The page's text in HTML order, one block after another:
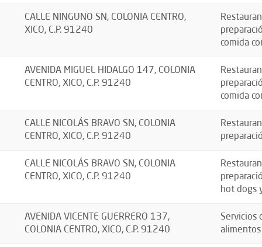
CALLE NINGUNO SN, COLONIA CENTRO,
XICO, C.P. 91240
comida
AVENIDA MIGUEL HIDALGO 147, COLONIA
CENTRO, XICO, C.P. 91240
comida
CALLE NICOLÁS BRAVO SN, COLONIA
CENTRO, XICO, C.P. 91240
CALLE NICOLÁS BRAVO SN, COLONIA
CENTRO, XICO, C.P. 91240
hot dogs
AVENIDA VICENTE GUERRERO 137,
COLONIA CENTRO, XICO, C.P. 91240
Servicios
alimentos